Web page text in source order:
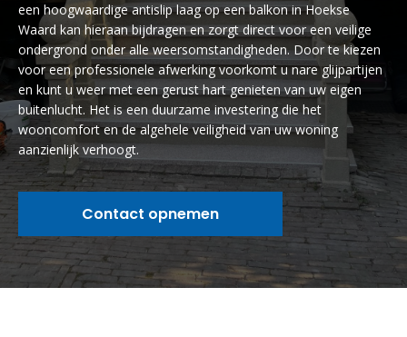
een hoogwaardige antislip laag op een balkon in Hoekse
Waard kan hieraan bijdragen en zorgt direct voor een veilige
ondergrond onder alle weersomstandigheden. Door te kiezen
voor een professionele afwerking voorkomt u nare glijpartijen
en kunt u weer met een gerust hart genieten van uw eigen
buitenlucht. Het is een duurzame investering die het
wooncomfort en de algehele veiligheid van uw woning
aanzienlijk verhoogt.
Contact opnemen